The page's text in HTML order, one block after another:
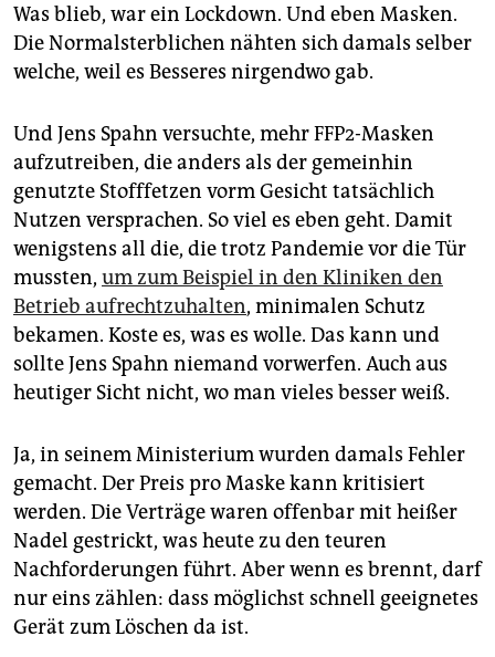
Was blieb, war ein Lockdown. Und eben Masken.
Die Normalsterblichen nähten sich damals selber
welche, weil es Besseres nirgendwo gab.
Und Jens Spahn versuchte, mehr FFP2-Masken
aufzutreiben, die anders als der gemeinhin
genutzte Stofffetzen vorm Gesicht tatsächlich
Nutzen versprachen. So viel es eben geht. Damit
wenigstens all die, die trotz Pandemie vor die Tür
mussten, um zum Beispiel in den Kliniken den
Betrieb aufrechtzuhalten, minimalen Schutz
bekamen. Koste es, was es wolle. Das kann und
sollte Jens Spahn niemand vorwerfen. Auch aus
heutiger Sicht nicht, wo man vieles besser weiß.
Ja, in seinem Ministerium wurden damals Fehler
gemacht. Der Preis pro Maske kann kritisiert
werden. Die Verträge waren offenbar mit heißer
Nadel gestrickt, was heute zu den teuren
Nachforderungen führt. Aber wenn es brennt, darf
nur eins zählen: dass möglichst schnell geeignetes
Gerät zum Löschen da ist.